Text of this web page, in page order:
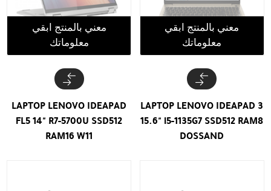
معني بالمنتج ابقي
معلوماتك
LAPTOP LENOVO IDEAPAD 3
15.6" i5-1135G7 SSD512 RAM8
DOSSAND
معني بالمنتج ابقي
معلوماتك
LAPTOP LENOVO IDEAPAD
FL5 14" R7-5700U SSD512
RAM16 W11